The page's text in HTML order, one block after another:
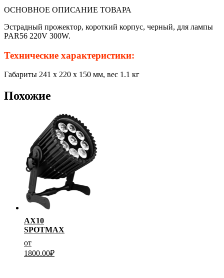
ОСНОВНОЕ ОПИСАНИЕ ТОВАРА
Эстрадный прожектор, короткий корпус, черный, для лампы
PAR56 220V 300W.
Технические характеристики:
Габариты 241 х 220 х 150 мм, вес 1.1 кг
Похожие
AX10
SPOTMAX
от
1800.00₽